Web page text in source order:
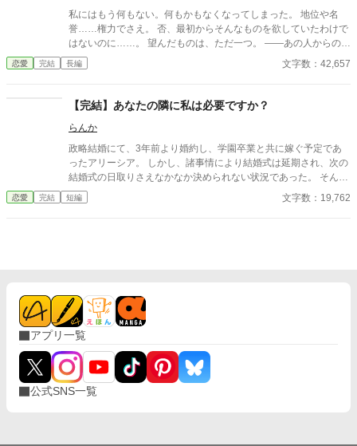
私にはもう何もない。何もかもなくなってしまった。 地位や名
誉……権力でさえ。 否、最初からそんなものを欲していたわけで
はないのに……。 望んだものは、ただ一つ。 ――あの人からの
愛。 ただ、それだけだったというのに……。 「ラウラ！ お前を
廃妃とする！」 国王陛下であるホセに、いきなり告げられた言
持たず王城から追い出された私は…… 静かな海へと身を沈める。
唯一愛したパウラを王妃の座に座らせたホセは…… そしてパウラ
は…… 最期に笑うのは……？ それとも……救いは誰の手にもない
のか *************************** こちらの作品はカクヨムにも掲載
しています。
恋愛 完結 長編 文字数：42,657
【完結】あなたの隣に私は必要ですか？
らんか
政略結婚にて、3年前より婚約し、学園卒業と共に嫁ぐ予定であ
ったアリーシア。 しかし、諸事情により結婚式は延期され、次の
結婚式の日取りさえなかなか決められない状況であった。 そんな
アリーシアの婚約者ルートヴィッヒは、護衛対象である第三王女
ミーアの傍を片時も離れようとしない。 月1回の婚約者同士のお
恋愛 完結 短編 文字数：19,762
アプリ一覧
公式SNS一覧